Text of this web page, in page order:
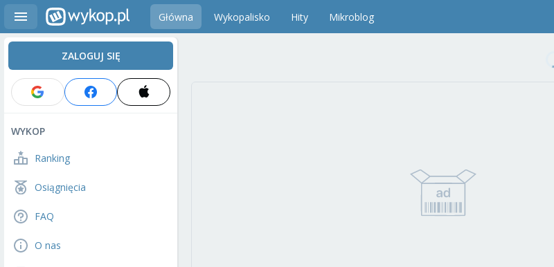
Główna Wykopalisko Hity Mikroblog
ZALOGUJ SIĘ
WYKOP
Ranking
Osiągnięcia
FAQ
O nas